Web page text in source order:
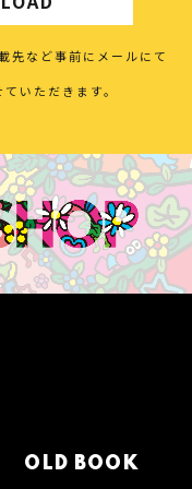
先など事前にメールにて
いただきます。
OLD BOOK